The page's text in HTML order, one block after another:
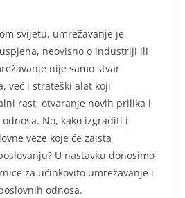
svijetu, umrežavanje je
neovisno o industriji ili
nije samo stvar
već i strateški alat koji
rast, otvaranje novih prilika i
No, kako izgraditi i
veze koje će zaista
U nastavku donosimo
za učinkovito umrežavanje i
odnosa.